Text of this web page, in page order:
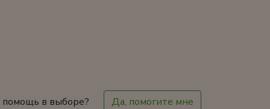
в выборе? Да, помогите мне